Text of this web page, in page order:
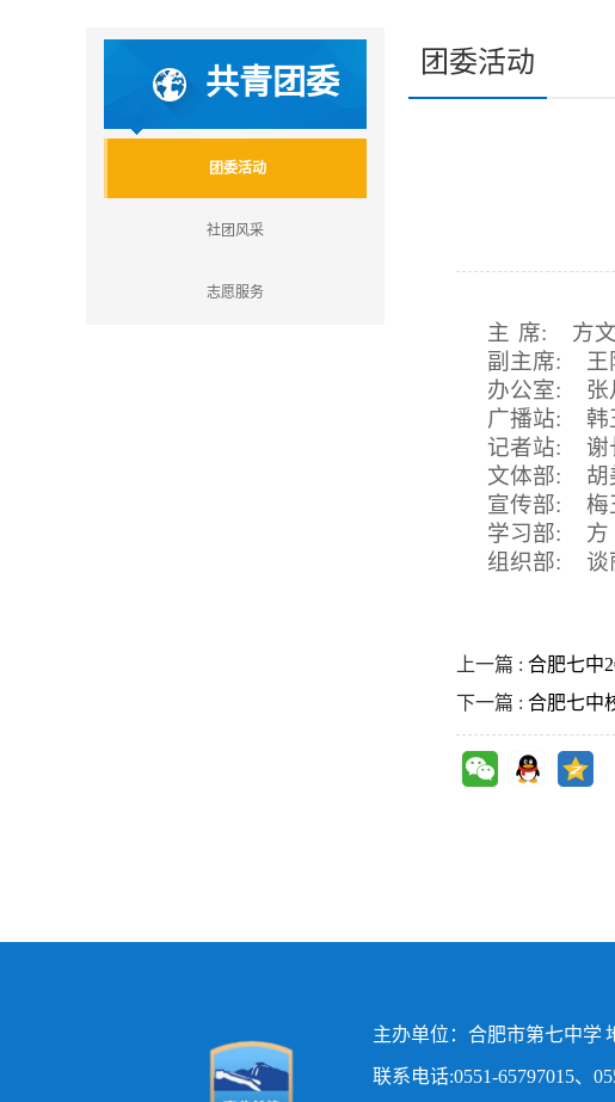
共青团委
团委活动
社团风采
志愿服务
团委活动
主 席: 方
副主席:
王
办公室: 张
广播站: 韩
记者站: 谢
文体部: 胡
宣传部: 梅
学习部: 方
组织部: 谈
上一篇 : 合肥七中
下一篇 : 合肥七中
主办单位：合肥市第七中学
联系电话:0551-65797015、